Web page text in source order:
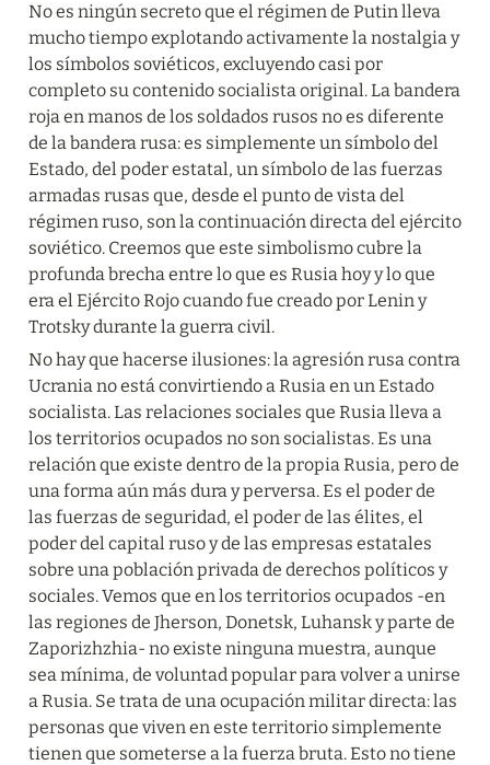
No es ningún secreto que el régimen de Putin lleva
mucho tiempo explotando activamente la nostalgia y
los símbolos soviéticos, excluyendo casi por
completo su contenido socialista original. La bandera
roja en manos de los soldados rusos no es diferente
de la bandera rusa: es simplemente un símbolo del
Estado, del poder estatal, un símbolo de las fuerzas
armadas rusas que, desde el punto de vista del
régimen ruso, son la continuación directa del ejército
soviético. Creemos que este simbolismo cubre la
profunda brecha entre lo que es Rusia hoy y lo que
era el Ejército Rojo cuando fue creado por Lenin y
Trotsky durante la guerra civil.
No hay que hacerse ilusiones: la agresión rusa contra
Ucrania no está convirtiendo a Rusia en un Estado
socialista. Las relaciones sociales que Rusia lleva a
los territorios ocupados no son socialistas. Es una
relación que existe dentro de la propia Rusia, pero de
una forma aún más dura y perversa. Es el poder de
las fuerzas de seguridad, el poder de las élites, el
poder del capital ruso y de las empresas estatales
sobre una población privada de derechos políticos y
sociales. Vemos que en los territorios ocupados -en
las regiones de Jherson, Donetsk, Luhansk y parte de
Zaporizhzhia- no existe ninguna muestra, aunque
sea mínima, de voluntad popular para volver a unirse
a Rusia. Se trata de una ocupación militar directa: las
personas que viven en este territorio simplemente
tienen que someterse a la fuerza bruta. Esto no tiene